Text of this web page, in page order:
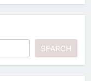
SEARCH